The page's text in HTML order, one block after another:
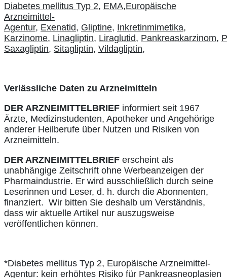
Diabetes mellitus Typ 2, EMA,Europäische
Arzneimittel-
Agentur, Exenatid, Gliptine, Inkretinmimetika,
Karzinome, Linagliptin, Liraglutid, Pankreaskarzinom,
Saxagliptin, Sitagliptin, Vildagliptin,
Verlässliche Daten zu Arzneimitteln
DER ARZNEIMITTELBRIEF informiert seit 1967
Ärzte, Medizinstudenten, Apotheker und Angehörige
anderer Heilberufe über Nutzen und Risiken von
Arzneimitteln.
DER ARZNEIMITTELBRIEF erscheint als
unabhängige Zeitschrift ohne Werbeanzeigen der
Pharmaindustrie. Er wird ausschließlich durch seine
Leserinnen und Leser, d. h. durch die Abonnenten,
finanziert. Wir bitten Sie deshalb um Verständnis,
dass wir aktuelle Artikel nur auszugsweise
veröffentlichen können.
*Diabetes mellitus Typ 2, Europäische Arzneimittel-
Agentur: kein erhöhtes Risiko für Pankreasneoplasien